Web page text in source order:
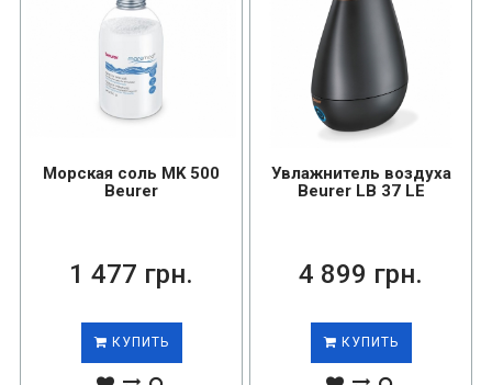
Морская соль MK 500
Beurer
1 477 грн.
КУПИТЬ
Увлажнитель воздуха
Beurer LB 37 LE
4 899 грн.
КУПИТЬ